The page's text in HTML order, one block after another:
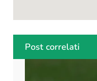
Post correlati